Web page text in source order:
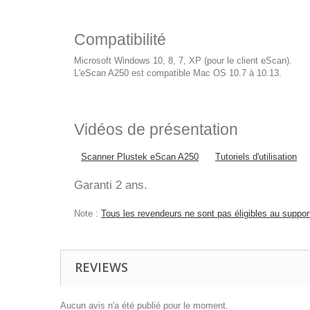
Compatibilité
Microsoft Windows 10, 8, 7, XP (pour le client eScan).
L'eScan A250 est compatible Mac OS 10.7 à 10.13.
Vidéos de présentation
Scanner Plustek eScan A250 Tutoriels d'utilisation
Garanti 2 ans.
Note : Tous les revendeurs ne sont pas éligibles au
REVIEWS
Aucun avis n'a été publié pour le moment.